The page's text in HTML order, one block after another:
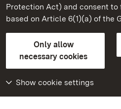
Protection Act) and consent
based on Article 6(1)(a) of the
Only allow
necessary cookies
Show cookie settings
Solitude Palace
State Palaces and Gardens of
FAQMasthead Data protection
Declaration on barrier-free
BITV-konform (geprüfte Seiten)